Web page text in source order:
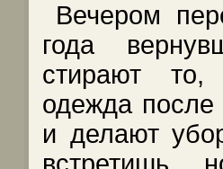
Вечером
года
стирают то,
одежда
и делают